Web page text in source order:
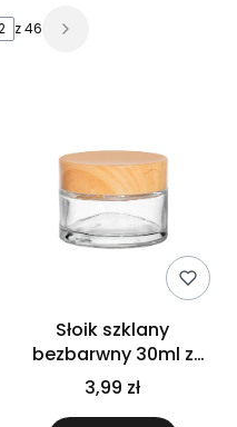
z 46
Słoik szklany
bezbarwny 30ml z
nakrętką bambusową
3,99 zł